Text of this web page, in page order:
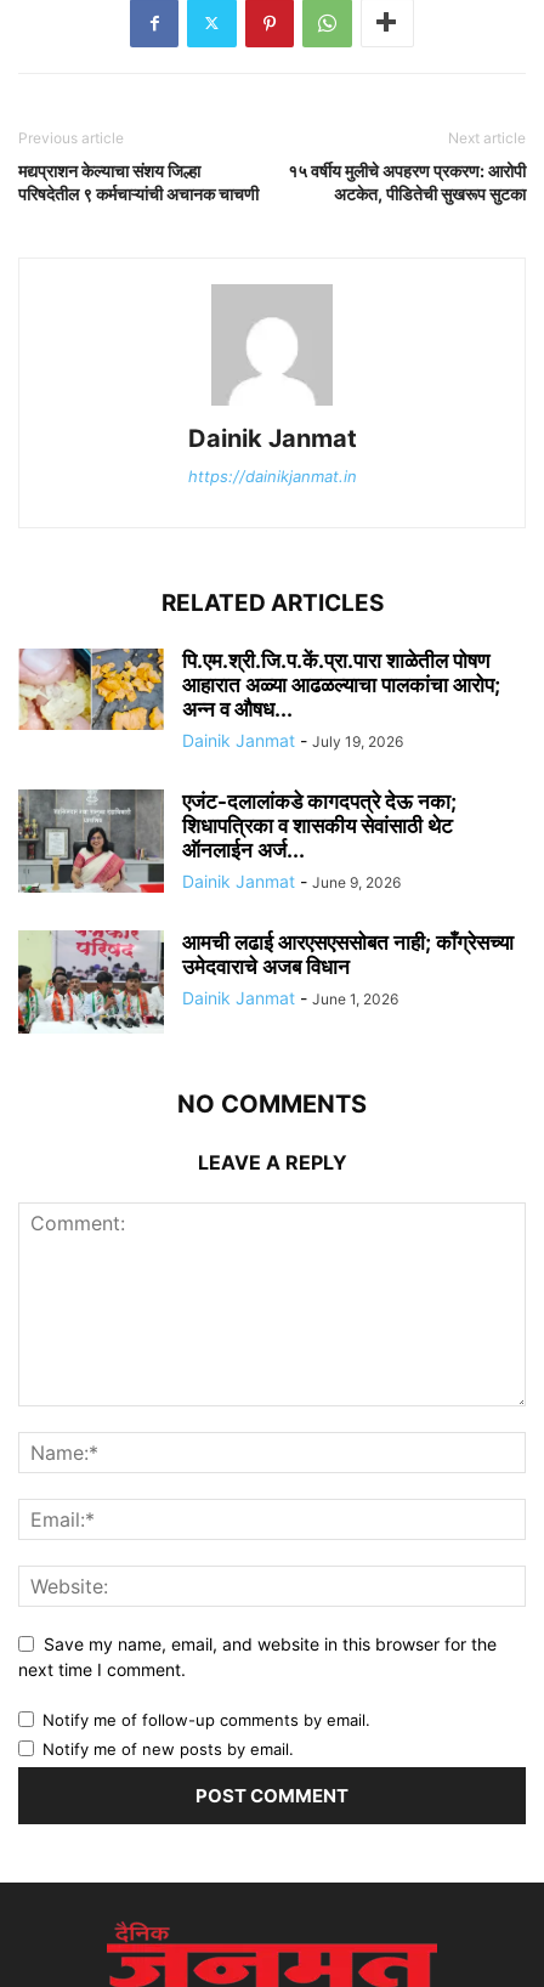
Previous article
मद्यप्राशन केल्याचा संशय जिल्हा
परिषदेतील ९ कर्मचाऱ्यांची अचानक चाचणी
Next article
१५ वर्षीय मुलीचे अपहरण प्रकरण: आरोपी
अटकेत, पीडितेची सुखरूप सुटका
Dainik Janmat
https://dainikjanmat.in
RELATED ARTICLES
पि.एम.श्री.जि.प.कें.प्रा.पारा शाळेतील पोषण
आहारात अळ्या आढळल्याचा पालकांचा आरोप;
अन्न व औषध...
Dainik Janmat - July 19, 2026
एजंट-दलालांकडे कागदपत्रे देऊ नका;
शिधापत्रिका व शासकीय सेवांसाठी थेट
ऑनलाईन अर्ज...
Dainik Janmat - June 9, 2026
आमची लढाई आरएसएससोबत नाही; काँग्रेसच्या
उमेदवाराचे अजब विधान
Dainik Janmat - June 1, 2026
NO COMMENTS
LEAVE A REPLY
Save my name, email, and website in this browser for the
next time I comment.
Notify me of follow-up comments by email.
Notify me of new posts by email.